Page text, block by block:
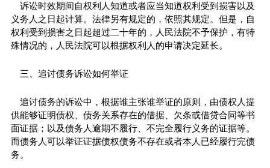
诉讼时效期间自权利人知道或者应当知道权利受到损害以及
义务人之日起计算。法律另有规定的，依照其规定。但是，自
权利受到损害之日起超过二十年的，人民法院不予保护，有特
殊情况的，人民法院可以根据权利人的申请决定延长。
三、追讨债务诉讼如何举证
追讨债务的诉讼中，根据谁主张谁举证的原则，由债权人提
供能够证明债权、债务关系存在的借据、欠条或借贷合同等书
面证据；以及债务人逾期不履行、不完全履行义务的证据等。
而债务人可以举证证据债权债务不存在或者本人已经履行完债
务。